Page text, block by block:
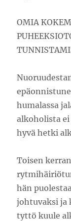
OMIA
humalassa
alkoholista
hyvä hetki
Toisen
hän
johtuvaksi ja
tyttö kuule